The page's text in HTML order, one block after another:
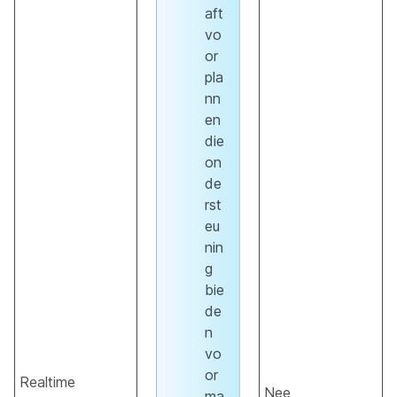
Realtime
aft
vo
or
pla
nn
en
die
on
de
rst
eu
nin
g
bie
de
n
vo
or
Nee